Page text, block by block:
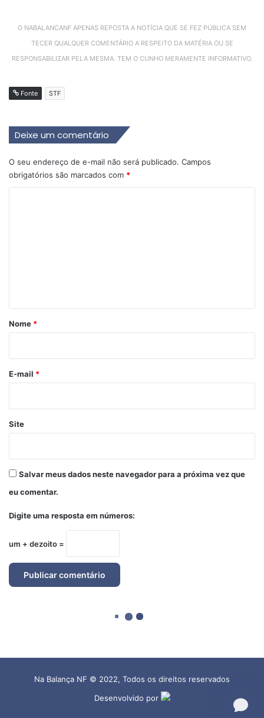
Na Balança NF © 2022, Todos os direitos reservados
Desenvolvido por